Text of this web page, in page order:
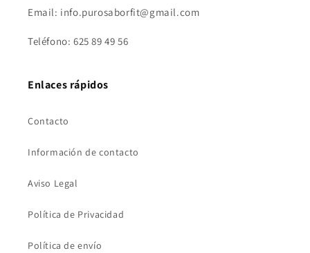
Email: info.purosaborfit@gmail.com
Teléfono: 625 89 49 56
Enlaces rápidos
Contacto
Información de contacto
Aviso Legal
Política de Privacidad
Política de envío